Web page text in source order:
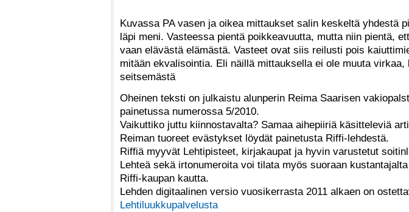
Kuvassa PA vasen ja oikea mittaukset salin keskeltä yhdestä
läpi meni. Vasteessa pientä poikkeavuutta, mutta niin pientä,
vaan elävästä elämästä. Vasteet ovat siis reilusti pois
mitään ekvalisointia. Eli näillä mittauksella ei ole muuta virkaa,
seitsemästä
Oheinen teksti on julkaistu alunperin Reima Saarisen
painetussa numerossa 5/2010.
Vaikuttiko juttu kiinnostavalta? Samaa aihepiiriä käsitteleviä
Reiman tuoreet evästykset löydät painetusta Riffi-lehdestä.
Riffiä myyvät Lehtipisteet, kirjakaupat ja hyvin varustetut
Lehteä sekä irtonumeroita voi tilata myös suoraan
Riffi-kaupan kautta.
Lehden digitaalinen versio vuosikerrasta 2011 alkaen on
Lehtiluukkupalvelusta